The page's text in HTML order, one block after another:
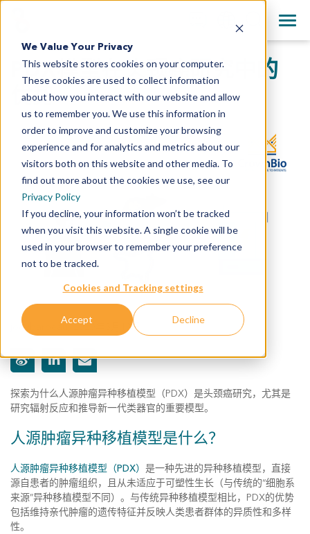
We Value Your Privacy
This website stores cookies on your computer.
These cookies are used to collect information
about how you interact with our website and allow
us to remember you. We use this information in
order to improve and customize your browsing
experience and for analytics and metrics about our
visitors both on this website and other media. To
find out more about the cookies we use, see our
Privacy Policy
If you decline, your information won’t be tracked
when you visit this website. A single cookie will be
used in your browser to remember your preference
not to be tracked.
Cookies and Tracking settings
Accept Decline
English
日本語
简体中文
All Contact Information
PDX模型在头颈癌研究中的
优势
jodybarbeau,2020年3月10日
探索为什么人源肿瘤异种移植模型（PDX）是头颈癌研究，尤其是
研究辐射反应和推导新一代类器官的重要模型。
人源肿瘤异种移植模型是什么？
人源肿瘤异种移植模型（PDX） 是一种先进的异种移植模型，直接
源自患者的肿瘤组织，且从未适应于可塑性生长（与传统的“细胞系
来源”异种移植模型不同）。与传统异种移植模型相比，PDX的优势
包括维持亲代肿瘤的遗传特征并反映人类患者群体的异质性和多样
性。